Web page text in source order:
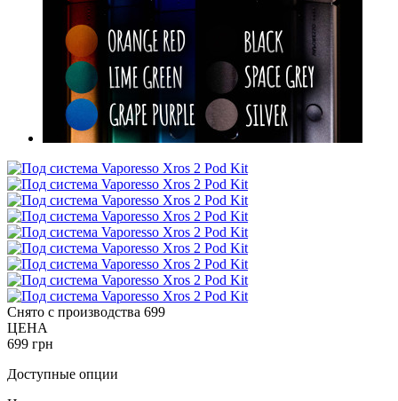
Снято с производства 699
ЦЕНА
699 грн
Доступные опции